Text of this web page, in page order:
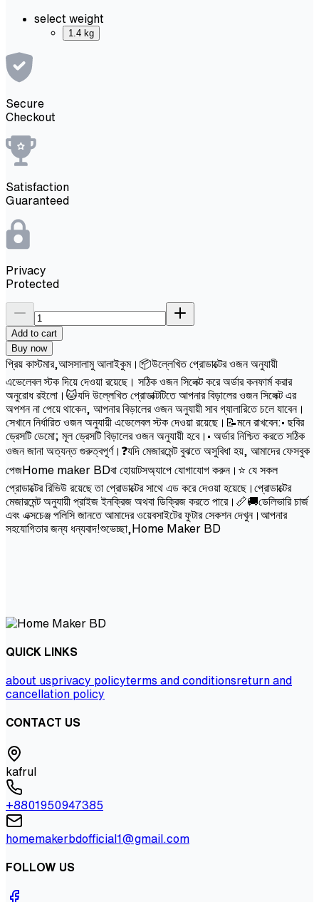
select weight
1.4 kg
Secure
Checkout
Satisfaction
Guaranteed
Privacy
Protected
Add to cart
Buy now
প্রিয় কাস্টমার,আসসালামু আলাইকুম।📦উল্লেখিত প্রোডাক্টের ওজন অনুযায়ী
এভেলেবল স্টক দিয়ে দেওয়া রয়েছে। সঠিক ওজন সিলেক্ট করে অর্ডার কনফার্ম করার
অনুরোধ রইলো।🐱যদি উল্লেখিত প্রোডাক্টটিতে আপনার বিড়ালের ওজন সিলেক্ট এর
অপশন না পেয়ে থাকেন, আপনার বিড়ালের ওজন অনুযায়ী সাব গ্যালারিতে চলে যাবেন।
সেখানে নির্ধারিত ওজন অনুযায়ী এভেলেবল স্টক দেওয়া রয়েছে।📝মনে রাখবেন:• ছবির
ড্রেসটি ডেমো; মূল ড্রেসটি বিড়ালের ওজন অনুযায়ী হবে।• অর্ডার নিশ্চিত করতে সঠিক
ওজন জানা অত্যন্ত গুরুত্বপূর্ণ।❓যদি মেজারমেন্ট বুঝতে অসুবিধা হয়, আমাদের ফেসবুক
পেজHome maker BDবা হোয়াটসঅ্যাপে যোগাযোগ করুন।⭐ যে সকল
প্রোডাক্টের রিভিউ রয়েছে তা প্রোডাক্টের সাথে এড করে দেওয়া হয়েছে।প্রোডাক্টের
মেজারমেন্ট অনুযায়ী প্রাইজ ইনক্রিজ অথবা ডিক্রিজ করতে পারে।📏🚚ডেলিভারি চার্জ
এবং এক্সচেঞ্জ পলিসি জানতে আমাদের ওয়েবসাইটের ফুটার সেকশন দেখুন।আপনার
সহযোগিতার জন্য ধন্যবাদ!শুভেচ্ছা,Home Maker BD
QUICK LINKS
about usprivacy policyterms and conditionsreturn and
cancellation policy
CONTACT US
kafrul
+8801950947385
homemakerbdofficial1@gmail.com
FOLLOW US